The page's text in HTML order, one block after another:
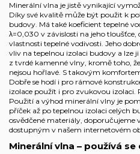
Minerální vlna je jistě vynikající
Díky své kvalitě může být použit k
budovy. Má také koeficient tepelné
λ=0,030 v závislosti na jeho tloušťce,
vlastnosti tepelné vodivosti. Jeho
vliv na tepelnou izolaci budovy a lze
z tvrdé kamenné vlny, kromě toho,
nejsou hořlavé. S takovým
Dobře se hodí i pro rámové
izolace použít i pro zvukovou izolaci.
Použití a výhod minerální vlny je
příček až po tepelnou izolaci celých
osvědčené materiály, doporučujeme
dostupným v našem internetovém
Minerální vlna – používá